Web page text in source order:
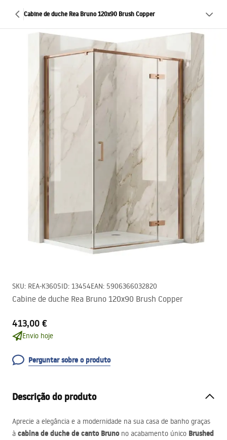
Cabine de duche Rea Bruno 120x90 Brush Copper
SKU: REA-K3605ID: 13454EAN: 5906366032820
Cabine de duche Rea Bruno 120x90 Brush Copper
413,00 €
Envio hoje
Perguntar sobre o produto
Descrição do produto
Aprecie a elegância e a modernidade na sua casa de banho graças
à cabina de duche de canto Brunono acabamento único Brushed